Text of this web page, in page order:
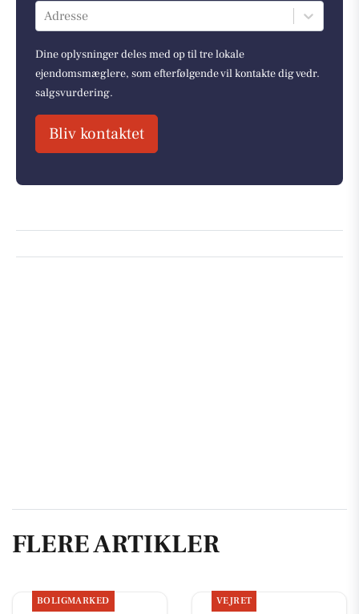
Adresse
Dine oplysninger deles med op til tre lokale
ejendomsmæglere, som efterfølgende vil kontakte dig vedr.
salgsvurdering.
Bliv kontaktet
FLERE ARTIKLER
BOLIGMARKED VEJRET